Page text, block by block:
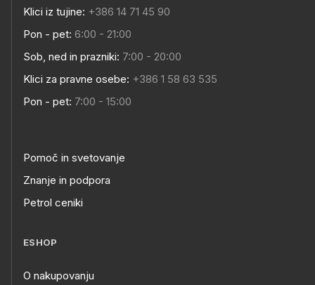
Klici iz tujine: +386 14 71 45 90
Pon - pet: 6:00 - 21:00
Sob, ned in prazniki: 7:00 - 20:00
Klici za pravne osebe: +386 1 58 63 535
Pon - pet: 7:00 - 15:00
Pomoč in svetovanje
Znanje in podpora
Petrol ceniki
ESHOP
O nakupovanju